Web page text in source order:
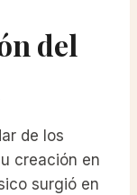
del
de los
creación en
surgió en